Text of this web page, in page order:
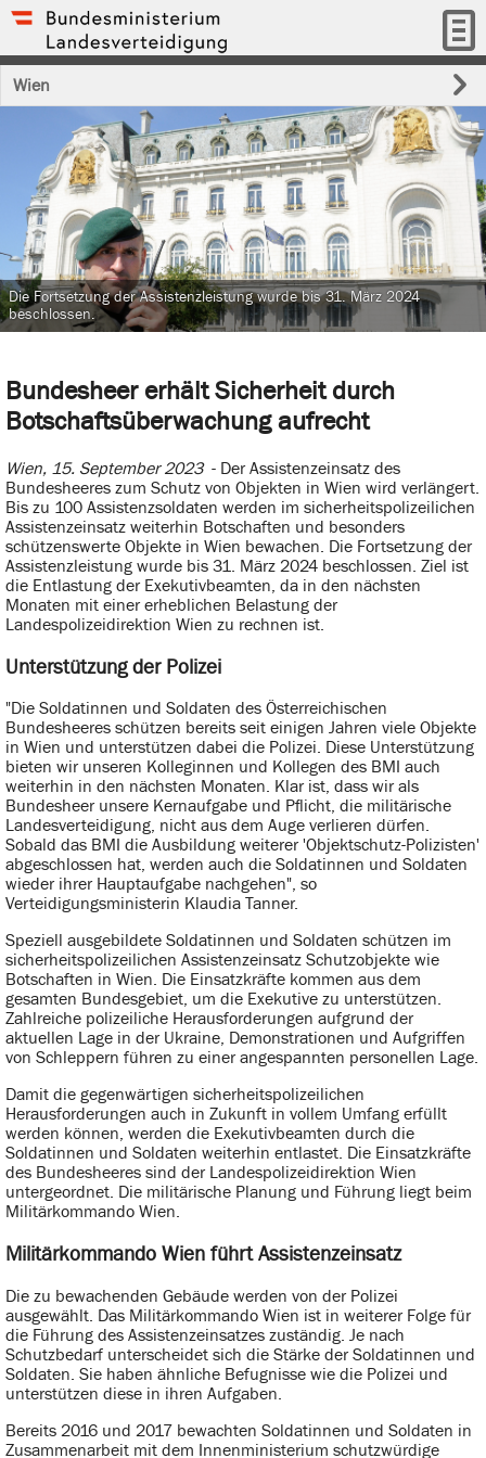
Wien
Bundesheer erhält Sicherheit durch
Botschaftsüberwachung aufrecht
Wien, 15. September 2023 - Der Assistenzeinsatz des
Bundesheeres zum Schutz von Objekten in Wien wird verlängert.
Bis zu 100 Assistenzsoldaten werden im sicherheitspolizeilichen
Assistenzeinsatz weiterhin Botschaften und besonders
schützenswerte Objekte in Wien bewachen. Die Fortsetzung der
Assistenzleistung wurde bis 31. März 2024 beschlossen. Ziel ist
die Entlastung der Exekutivbeamten, da in den nächsten
Monaten mit einer erheblichen Belastung der
Landespolizeidirektion Wien zu rechnen ist.
Unterstützung der Polizei
"Die Soldatinnen und Soldaten des Österreichischen
Bundesheeres schützen bereits seit einigen Jahren viele Objekte
in Wien und unterstützen dabei die Polizei. Diese Unterstützung
bieten wir unseren Kolleginnen und Kollegen des BMI auch
weiterhin in den nächsten Monaten. Klar ist, dass wir als
Bundesheer unsere Kernaufgabe und Pflicht, die militärische
Landesverteidigung, nicht aus dem Auge verlieren dürfen.
Sobald das BMI die Ausbildung weiterer 'Objektschutz-Polizisten'
abgeschlossen hat, werden auch die Soldatinnen und Soldaten
wieder ihrer Hauptaufgabe nachgehen", so
Verteidigungsministerin Klaudia Tanner.
Speziell ausgebildete Soldatinnen und Soldaten schützen im
sicherheitspolizeilichen Assistenzeinsatz Schutzobjekte wie
Botschaften in Wien. Die Einsatzkräfte kommen aus dem
gesamten Bundesgebiet, um die Exekutive zu unterstützen.
Zahlreiche polizeiliche Herausforderungen aufgrund der
aktuellen Lage in der Ukraine, Demonstrationen und Aufgriffen
von Schleppern führen zu einer angespannten personellen Lage.
Damit die gegenwärtigen sicherheitspolizeilichen
Herausforderungen auch in Zukunft in vollem Umfang erfüllt
werden können, werden die Exekutivbeamten durch die
Soldatinnen und Soldaten weiterhin entlastet. Die Einsatzkräfte
des Bundesheeres sind der Landespolizeidirektion Wien
untergeordnet. Die militärische Planung und Führung liegt beim
Militärkommando Wien.
Militärkommando Wien führt Assistenzeinsatz
Die zu bewachenden Gebäude werden von der Polizei
ausgewählt. Das Militärkommando Wien ist in weiterer Folge für
die Führung des Assistenzeinsatzes zuständig. Je nach
Schutzbedarf unterscheidet sich die Stärke der Soldatinnen und
Soldaten. Sie haben ähnliche Befugnisse wie die Polizei und
unterstützen diese in ihren Aufgaben.
Bereits 2016 und 2017 bewachten Soldatinnen und Soldaten in
Zusammenarbeit mit dem Innenministerium schutzwürdige
Die Fortsetzung der Assistenzleistung wurde bis 31. März 2024
beschlossen.